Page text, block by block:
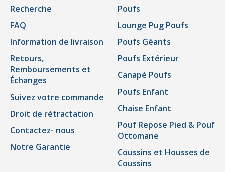
Recherche
FAQ
Information de livraison
Retours,
Remboursements et
Échanges
Suivez votre commande
Droit de rétractation
Contactez- nous
Notre Garantie
Poufs
Lounge Pug Poufs
Poufs Géants
Poufs Extérieur
Canapé Poufs
Poufs Enfant
Chaise Enfant
Pouf Repose Pied & Pouf
Ottomane
Coussins et Housses de
Coussins